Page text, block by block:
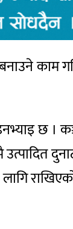
काम
छ ।
लागि